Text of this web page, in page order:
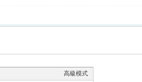
高級模式